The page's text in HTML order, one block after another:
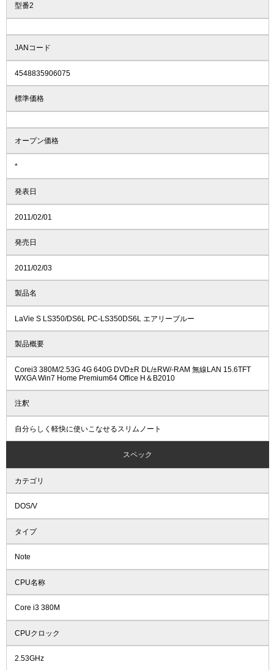
型番2
JANコード
4548835906075
標準価格
オープン価格
*
発表日
2011/02/01
発売日
2011/02/03
製品名
LaVie S LS350/DS6L PC-LS350DS6L エアリーブルー
製品概要
Corei3 380M/2.53G 4G 640G DVD±R DL/±RW/-RAM 無線LAN 15.6TFT
WXGA Win7 Home Premium64 Office H＆B2010
注釈
自分らしく軽快に使いこなせるスリムノート
スペック
カテゴリ
DOS/V
タイプ
Note
CPU名称
Core i3 380M
CPUクロック
2.53GHz